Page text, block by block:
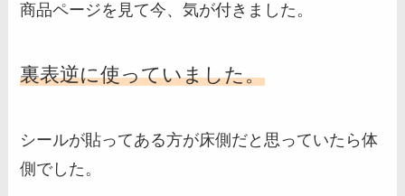
商品ページを見て今、気が付きました。
裏表逆に使っていました。
シールが貼ってある方が床側だと思っていたら体
側でした。